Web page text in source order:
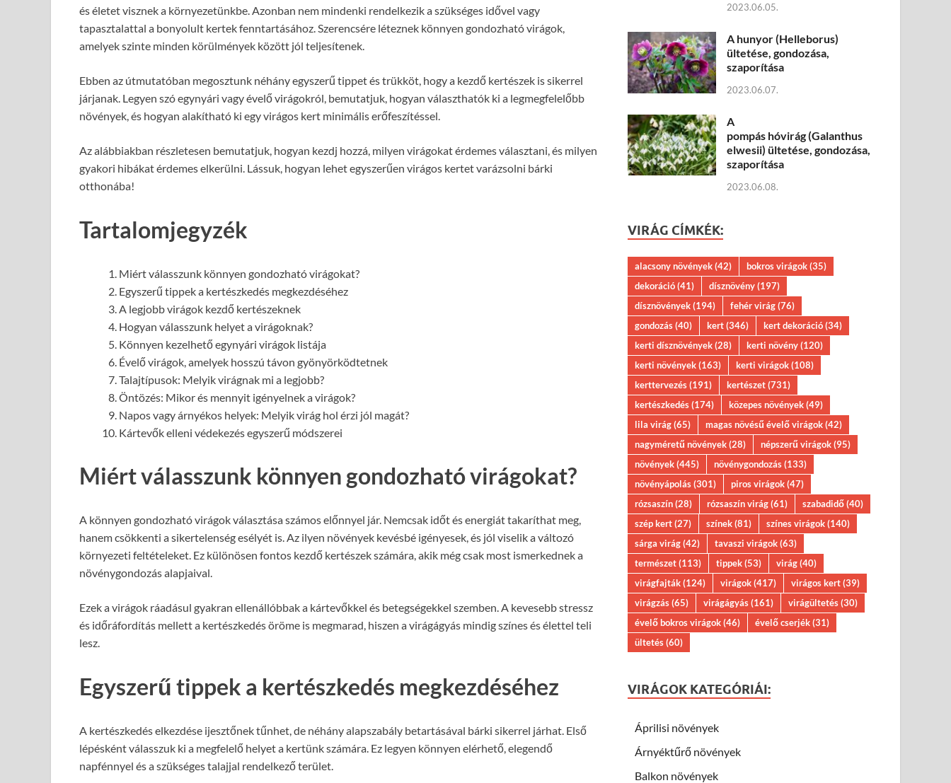
és életet visznek a környezetünkbe. Azonban nem mindenki rendelkezik a szükséges idővel vagy
tapasztalattal a bonyolult kertek fenntartásához. Szerencsére léteznek könnyen gondozható virágok,
amelyek szinte minden körülmények között jól teljesítenek.
Ebben az útmutatóban megosztunk néhány egyszerű tippet és trükköt, hogy a kezdő kertészek is sikerrel
járjanak. Legyen szó egynyári vagy évelő virágokról, bemutatjuk, hogyan választhatók ki a legmegfelelőbb
növények, és hogyan alakítható ki egy virágos kert minimális erőfeszítéssel.
Az alábbiakban részletesen bemutatjuk, hogyan kezdj hozzá, milyen virágokat érdemes választani, és milyen
gyakori hibákat érdemes elkerülni. Lássuk, hogyan lehet egyszerűen virágos kertet varázsolni bárki
otthonába!
Tartalomjegyzék
Miért válasszunk könnyen gondozható virágokat?
Egyszerű tippek a kertészkedés megkezdéséhez
A legjobb virágok kezdő kertészeknek
Hogyan válasszunk helyet a virágoknak?
Könnyen kezelhető egynyári virágok listája
Évelő virágok, amelyek hosszú távon gyönyörködtetnek
Talajtípusok: Melyik virágnak mi a legjobb?
Öntözés: Mikor és mennyit igényelnek a virágok?
Napos vagy árnyékos helyek: Melyik virág hol érzi jól magát?
Kártevők elleni védekezés egyszerű módszerei
Miért válasszunk könnyen gondozható virágokat?
A könnyen gondozható virágok választása számos előnnyel jár. Nemcsak időt és energiát takaríthat meg,
hanem csökkenti a sikertelenség esélyét is. Az ilyen növények kevésbé igényesek, és jól viselik a változó
környezeti feltételeket. Ez különösen fontos kezdő kertészek számára, akik még csak most ismerkednek a
növénygondozás alapjaival.
Ezek a virágok ráadásul gyakran ellenállóbbak a kártevőkkel és betegségekkel szemben. A kevesebb stressz
és időráfordítás mellett a kertészkedés öröme is megmarad, hiszen a virágágyás mindig színes és élettel teli
lesz.
Egyszerű tippek a kertészkedés megkezdéséhez
A kertészkedés elkezdése ijesztőnek tűnhet, de néhány alapszabály betartásával bárki sikerrel járhat. Első
lépésként válasszuk ki a megfelelő helyet a kertünk számára. Ez legyen könnyen elérhető, elegendő
napfénnyel és a szükséges talajjal rendelkező terület.
2023.06.05.
A hunyor (Helleborus)
ültetése, gondozása,
szaporítása
2023.06.07.
A
pompás hóvirág (Galanthus
elwesii) ültetése, gondozása,
szaporítása
2023.06.08.
VIRÁG CÍMKÉK:
alacsony növények(42) bokros virágok(35)
dekoráció(41) dísznövény(197)
dísznövények(194) fehér virág(76)
gondozás(40) kert(346) kert dekoráció(34)
kerti dísznövények(28) kerti növény(120)
kerti növények(163) kerti virágok(108)
kerttervezés(191) kertészet(731)
kertészkedés(174) közepes növények(49)
lila virág(65) magas növésű évelő virágok(42)
nagyméretű növények(28) népszerű virágok(95)
növények(445) növénygondozás(133)
növényápolás(301) piros virágok(47)
rózsaszín(28) rózsaszín virág(61) szabadidő(40)
szép kert(27) színek(81) színes virágok(140)
sárga virág(42) tavaszi virágok(63)
természet(113) tippek(53) virág(40)
virágfajták(124) virágok(417) virágos kert(39)
virágzás(65) virágágyás(161) virágültetés(30)
évelő bokros virágok(46) évelő cserjék(31)
ültetés(60)
VIRÁGOK KATEGÓRIÁI:
Áprilisi növények
Árnyéktűrő növények
Balkon növények